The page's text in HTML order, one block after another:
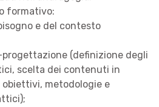
formativo:
e del contesto
(definizione degli
scelta dei contenuti in
metodologie e